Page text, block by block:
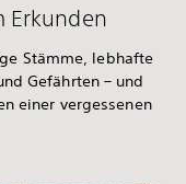
Erkunden
Stämme, lebhafte
Gefährten – und
einer vergessenen